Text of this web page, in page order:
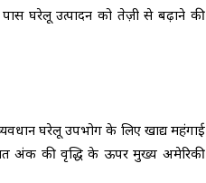
घरेलू उत्पादन को तेज़ी से बढ़ाने की
घरेलू उपभोग के लिए खाद्य महंगाई
अंक की वृद्धि के ऊपर मुख्य अमेरिकी